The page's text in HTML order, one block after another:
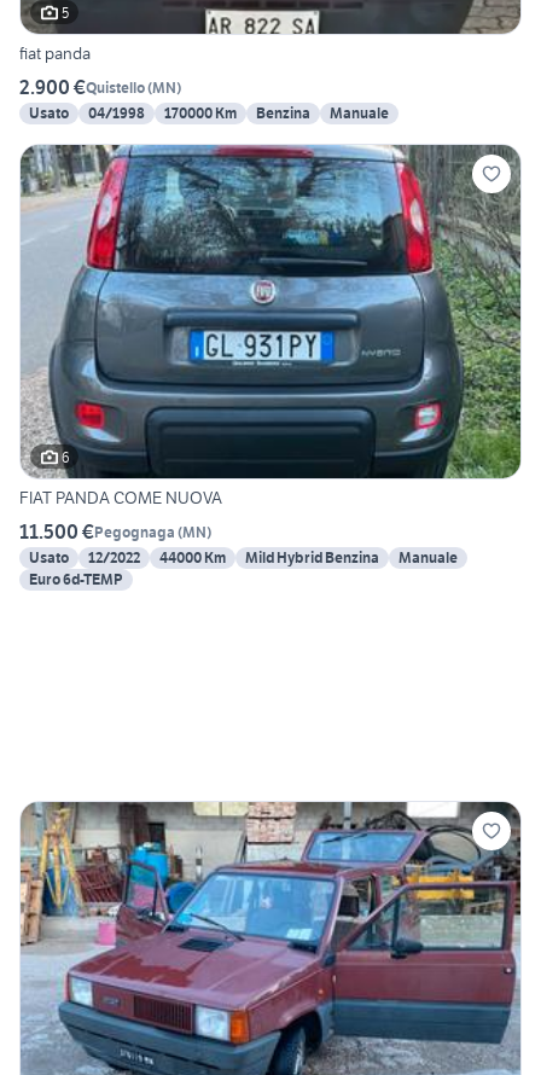
5
fiat panda
2.900 €Quistello(MN)
Usato
04/1998 170000 Km Benzina Manuale
6
FIAT PANDA COME NUOVA
11.500 €Pegognaga (MN)
Usato
12/2022 44000 Km Mild Hybrid Benzina
Manuale
Euro 6d-TEMP